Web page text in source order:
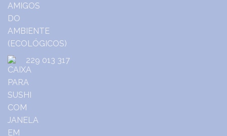
229 013 317